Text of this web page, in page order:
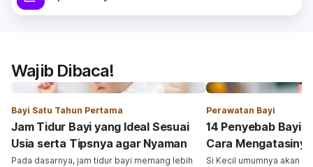
Wajib Dibaca!
Bayi Satu Tahun Pertama
Jam Tidur Bayi yang Ideal Sesuai
Usia serta Tipsnya agar Nyaman
Pada dasarnya, jam tidur bayi memang lebih
Perawatan Bayi
14 Penyebab Bayi
Cara Mengatasinya
Si Kecil umumnya akan